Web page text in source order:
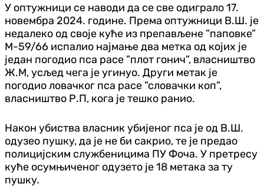
У оптужници се наводи да се све одиграло 17.
новембра 2024. године. Према оптужници В.Ш. је
недалеко од своје куће из препављене ”паповке”
М-59/66 испалио најмање два метка од којих је
један погодио пса расе ”плот гонич”, власништво
Ж.М, усљед чега је угинуо. Други метак је
погодио ловачког пса расе ”словачки коп”,
власништво Р.П, кога је тешко ранио.
Након убиства власник убијеног пса је од В.Ш.
одузео пушку, да је не би сакрио, те је предао
полицијским службеницима ПУ Фоча. У претресу
куће осумњиченог одузето је 18 метака за ту
пушку.